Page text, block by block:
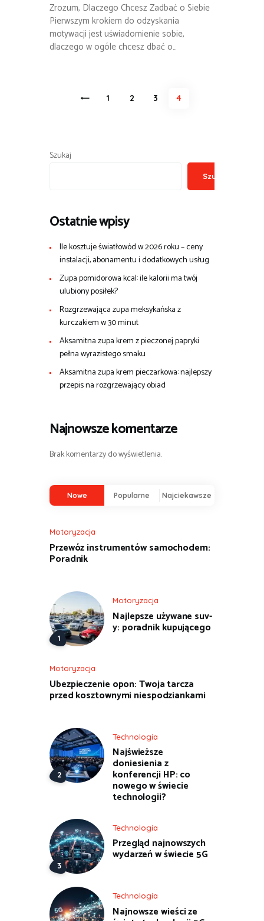
Zrozum, Dlaczego Chcesz Zadbać o Siebie
Pierwszym krokiem do odzyskania
motywacji jest uświadomienie sobie,
dlaczego w ogóle chcesz dbać o…
Stronicowanie
PAGE
1 PAGE
2 PAGE
3 PAGE
4
Szukaj
Szukaj
Ostatnie wpisy
Ile kosztuje światłowód w 2026 roku – ceny
instalacji, abonamentu i dodatkowych usług
Zupa pomidorowa kcal: ile kalorii ma twój
ulubiony posiłek?
Rozgrzewająca zupa meksykańska z
kurczakiem w 30 minut
Aksamitna zupa krem z pieczonej papryki
pełna wyrazistego smaku
Aksamitna zupa krem pieczarkowa: najlepszy
przepis na rozgrzewający obiad
Najnowsze komentarze
Brak komentarzy do wyświetlenia.
Nowe Popularne Najciekawsze
Motoryzacja
Przewóz instrumentów samochodem:
Poradnik
Motoryzacja
Najlepsze używane suv-
y: poradnik kupującego
Motoryzacja
Ubezpieczenie opon: Twoja tarcza
przed kosztownymi niespodziankami
Technologia
Najświeższe
doniesienia z
konferencji HP: co
nowego w świecie
technologii?
Technologia
Przegląd najnowszych
wydarzeń w świecie 5G
Technologia
Najnowsze wieści ze